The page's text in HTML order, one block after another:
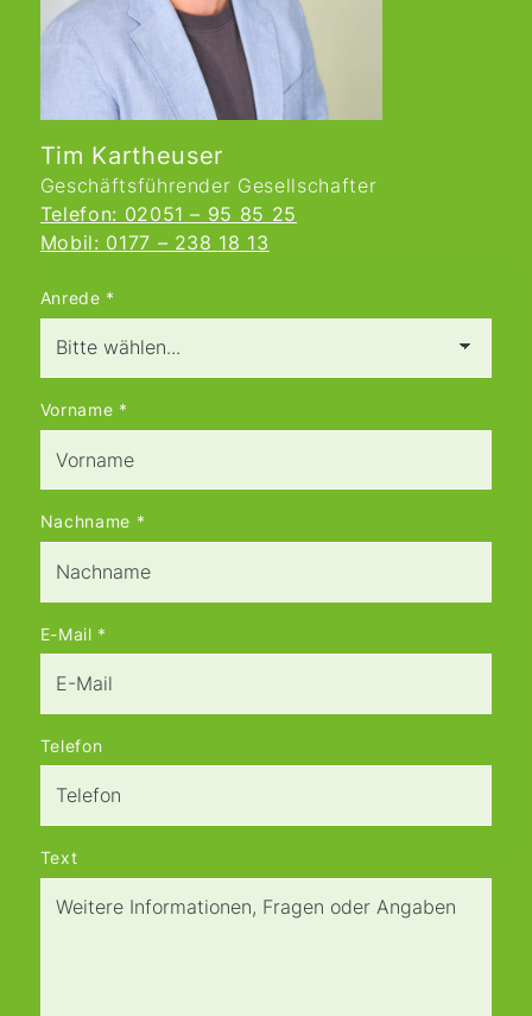
Tim Kartheuser
Geschäftsführender Gesellschafter
Telefon: 02051 – 95 85 25
Mobil: 0177 – 238 18 13
Anrede *
Vorname *
Nachname *
E-Mail *
Telefon
Text